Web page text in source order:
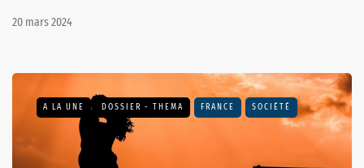
20 mars 2024
A LA UNE DOSSIER - THEMA FRANCE SOCIÉTÉ